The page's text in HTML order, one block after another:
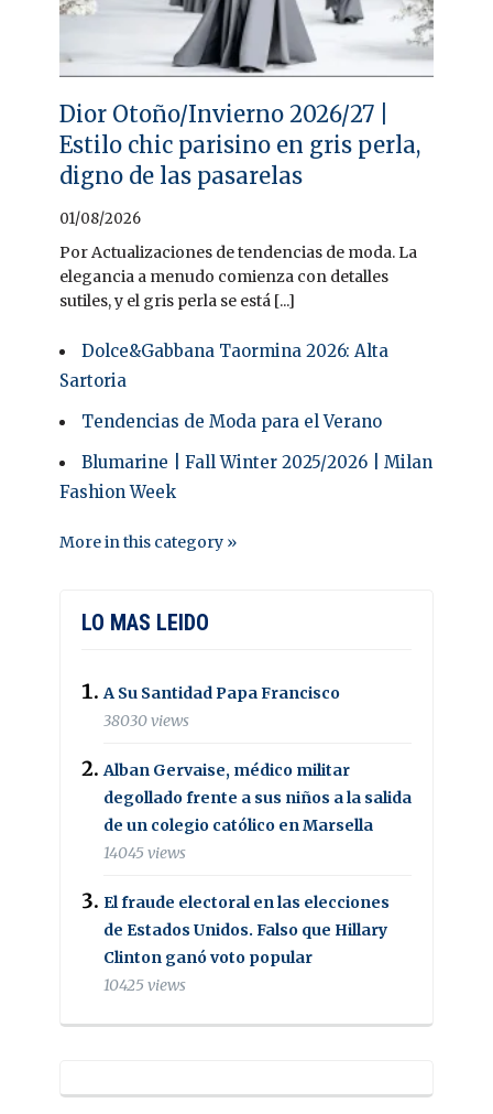
Dior Otoño/Invierno 2026/27 |
Estilo chic parisino en gris perla,
digno de las pasarelas
01/08/2026
Por Actualizaciones de tendencias de moda. La
elegancia a menudo comienza con detalles
sutiles, y el gris perla se está [...]
Dolce&Gabbana Taormina 2026: Alta
Sartoria
Tendencias de Moda para el Verano
Blumarine | Fall Winter 2025/2026 | Milan
Fashion Week
More in this category »
LO MAS LEIDO
A Su Santidad Papa Francisco
38030 views
Alban Gervaise, médico militar
degollado frente a sus niños a la salida
de un colegio católico en Marsella
14045 views
El fraude electoral en las elecciones
de Estados Unidos. Falso que Hillary
Clinton ganó voto popular
10425 views